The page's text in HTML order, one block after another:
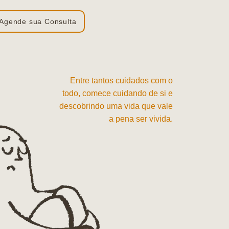
sua Consulta
Entre tantos cuidados com o
todo, comece cuidando de si e
descobrindo uma vida que vale
a pena ser vivida.